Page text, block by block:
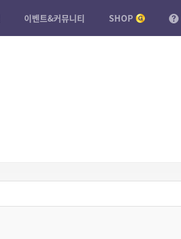
이벤트&커뮤니티 SHOP